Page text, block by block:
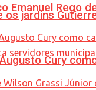
Emanuel Rego
os jardins
Cury